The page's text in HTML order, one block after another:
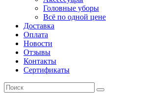
Головные уборы
Всё по одной цене
Доставка
Оплата
Новости
Отзывы
Контакты
Сертификаты